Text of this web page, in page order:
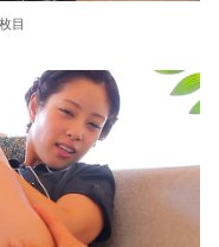
目